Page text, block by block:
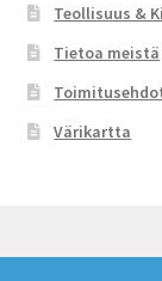
Teollisuus &
Tietoa meistä
Värikartta